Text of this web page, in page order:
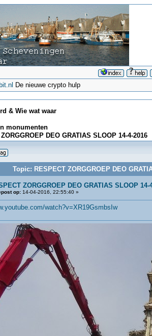
De nieuwe crypto hulp
& Wie wat waar
monumenten
DEO GRATIAS SLOOP 14-4-2016
Topic: RESPECT ZORGGROEP DEO
ZORGGROEP DEO GRATIAS SLOOP 14-
op: 14-04-2016, 22:55:40 »
watch?v=XR19GsmbsIw